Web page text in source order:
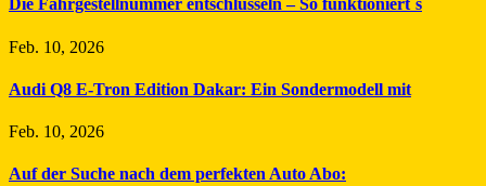
Die Fahrgestellnummer entschlüsseln – So funktioniert´s
Feb. 10, 2026
Audi Q8 E-Tron Edition Dakar: Ein Sondermodell mit
Feb. 10, 2026
Auf der Suche nach dem perfekten Auto Abo: